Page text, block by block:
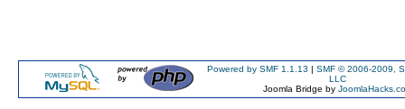
Powered by SMF 1.1.13 | SMF © 2006-2009,
LLC
Joomla Bridge by